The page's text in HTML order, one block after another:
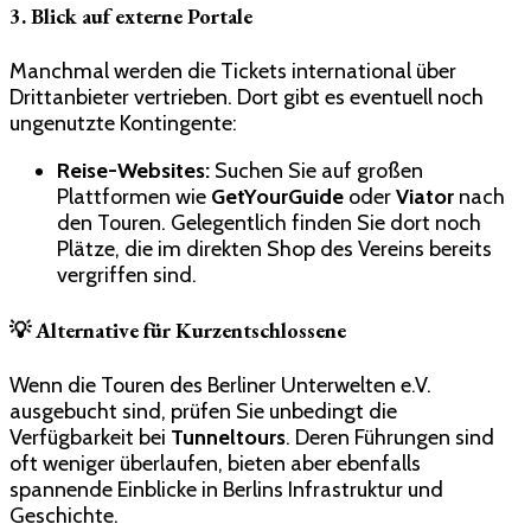
3. Blick auf externe Portale
Manchmal werden die Tickets international über
Drittanbieter vertrieben. Dort gibt es eventuell noch
ungenutzte Kontingente:
Reise-Websites: Suchen Sie auf großen
Plattformen wie GetYourGuide oderViator nach
den Touren. Gelegentlich finden Sie dort noch
Plätze, die im direkten Shop des Vereins bereits
vergriffen sind.
💡 Alternative für Kurzentschlossene
Wenn die Touren des Berliner Unterwelten e.V.
ausgebucht sind, prüfen Sie unbedingt die
Verfügbarkeit bei Tunneltours. Deren Führungen sind
oft weniger überlaufen, bieten aber ebenfalls
spannende Einblicke in Berlins Infrastruktur und
Geschichte.